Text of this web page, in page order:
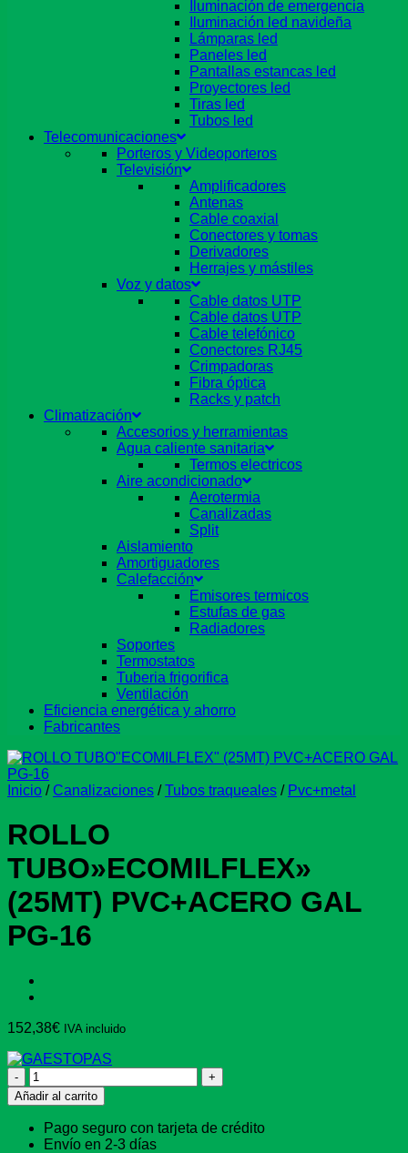
Iluminación de emergencia
Iluminación led navideña
Lámparas led
Paneles led
Pantallas estancas led
Proyectores led
Tiras led
Tubos led
Telecomunicaciones
Porteros y Videoporteros
Televisión
Amplificadores
Antenas
Cable coaxial
Conectores y tomas
Derivadores
Herrajes y mástiles
Voz y datos
Cable datos UTP
Cable datos UTP
Cable telefónico
Conectores RJ45
Crimpadoras
Fibra óptica
Racks y patch
Climatización
Accesorios y herramientas
Agua caliente sanitaria
Termos electricos
Aire acondicionado
Aerotermia
Canalizadas
Split
Aislamiento
Amortiguadores
Calefacción
Emisores termicos
Estufas de gas
Radiadores
Soportes
Termostatos
Tuberia frigorifica
Ventilación
Eficiencia energética y ahorro
Fabricantes
Inicio / Canalizaciones / Tubos traqueales / Pvc+metal
ROLLO
TUBO»ECOMILFLEX»
(25MT) PVC+ACERO GAL
PG-16
152,38€ IVA incluido
ROLLO
TUBO"ECOMILFLEX"
(25MT)
PVC+ACERO
GAL
Añadir al carrito
Pago seguro con tarjeta de crédito
Envío en 2-3 días